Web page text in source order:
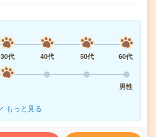
30代 40代 50代
60代
男性
もっと見る